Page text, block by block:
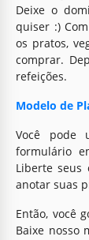
Deixe o
quiser :)
os pratos,
comprar.
refeições.
Modelo de
Você pode
formulário
Liberte seus
anotar suas
Então, você
Baixe nosso